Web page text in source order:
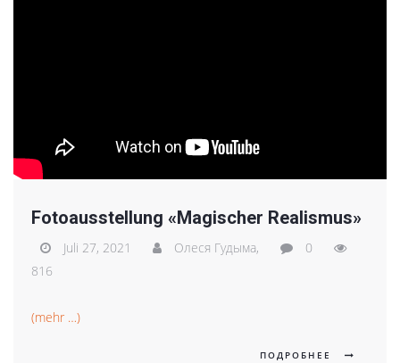
Fotoausstellung «Magischer Realismus»
Juli 27, 2021 Олеся Гудыма,
0
816
(mehr …)
ПОДРОБНЕЕ